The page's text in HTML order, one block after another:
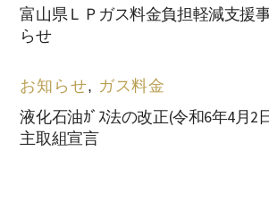
富山県ＬＰガス料金負担軽減支援
らせ
お知らせ, ガス料金
液化⽯油ｶﾞｽ法の改正(令和6年4⽉2
主取組宣⾔